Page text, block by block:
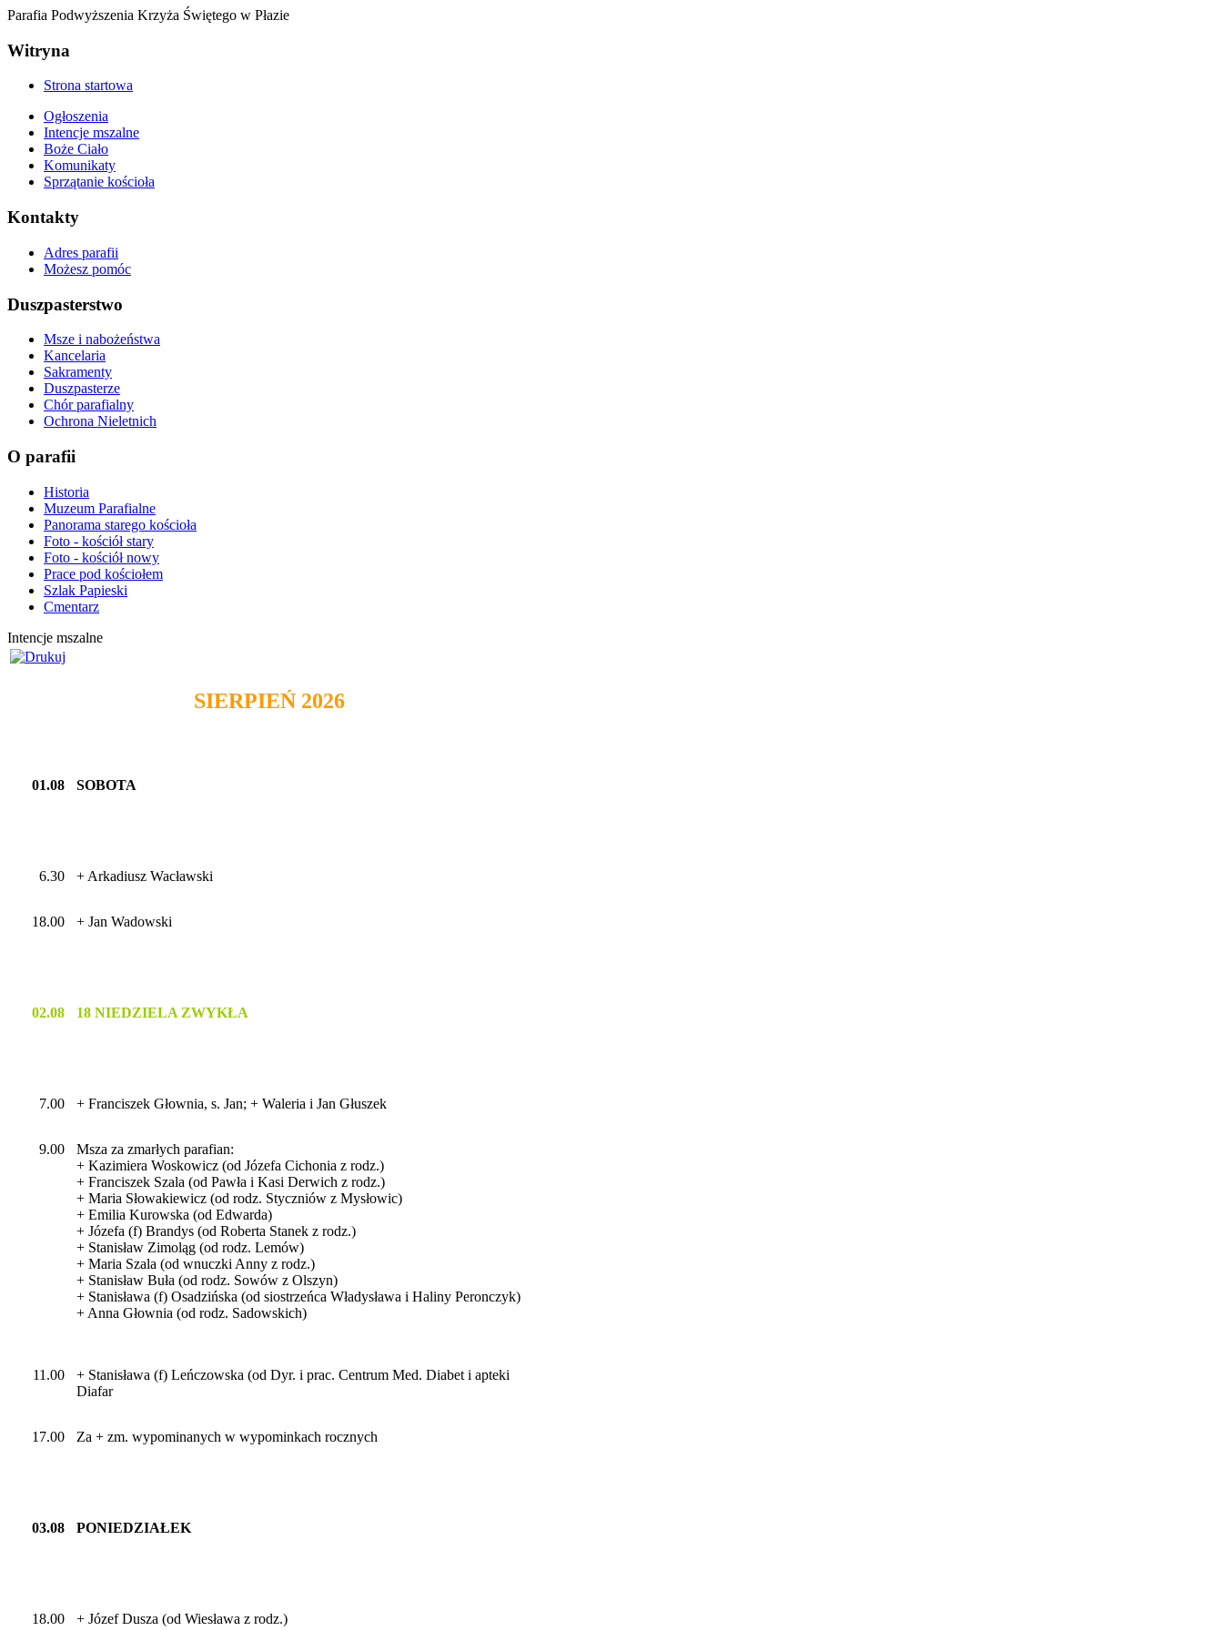
Parafia Podwyższenia Krzyża Świętego w Płazie
Witryna
Strona startowa
Ogłoszenia
Intencje mszalne
Boże Ciało
Komunikaty
Sprzątanie kościoła
Kontakty
Adres parafii
Możesz pomóc
Duszpasterstwo
Msze i nabożeństwa
Kancelaria
Sakramenty
Duszpasterze
Chór parafialny
Ochrona Nieletnich
O parafii
Historia
Muzeum Parafialne
Panorama starego kościoła
Foto - kościół stary
Foto - kościół nowy
Prace pod kościołem
Szlak Papieski
Cmentarz
Intencje mszalne
SIERPIEŃ 2026
01.08 SOBOTA
6.30 + Arkadiusz Wacławski
18.00 + Jan Wadowski
02.08 18 NIEDZIELA ZWYKŁA
7.00 + Franciszek Głownia, s. Jan; + Waleria i Jan Głuszek
9.00
Msza za zmarłych parafian:
+ Kazimiera Woskowicz (od Józefa Cichonia z rodz.)
+ Franciszek Szala (od Pawła i Kasi Derwich z rodz.)
+ Maria Słowakiewicz (od rodz. Styczniów z Mysłowic)
+ Emilia Kurowska (od Edwarda)
+ Józefa (f) Brandys (od Roberta Stanek z rodz.)
+ Stanisław Zimoląg (od rodz. Lemów)
+ Maria Szala (od wnuczki Anny z rodz.)
+ Stanisław Buła (od rodz. Sowów z Olszyn)
+ Stanisława (f) Osadzińska (od siostrzeńca Władysława i Haliny Peronczyk)
+ Anna Głownia (od rodz. Sadowskich)
11.00
+ Stanisława (f) Leńczowska (od Dyr. i prac. Centrum Med. Diabet i apteki
Diafar
17.00 Za + zm. wypominanych w wypominkach rocznych
03.08 PONIEDZIAŁEK
18.00 + Józef Dusza (od Wiesława z rodz.)